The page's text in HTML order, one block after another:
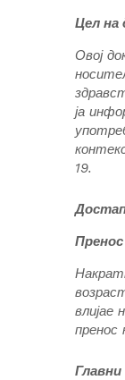
Цел на
Овој
ја
19.
влијае
пренос